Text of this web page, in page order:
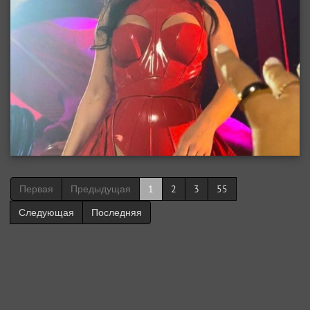
Первая Предыдущая 1 2 3
55
Следующая
Последняя